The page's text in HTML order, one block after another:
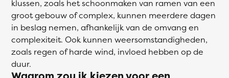
klussen, zoals het schoonmaken van ramen van een
groot gebouw of complex, kunnen meerdere dagen
in beslag nemen, afhankelijk van de omvang en
complexiteit. Ook kunnen weersomstandigheden,
zoals regen of harde wind, invloed hebben op de
duur.